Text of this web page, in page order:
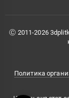
Ⓒ 2011-2026
Политика